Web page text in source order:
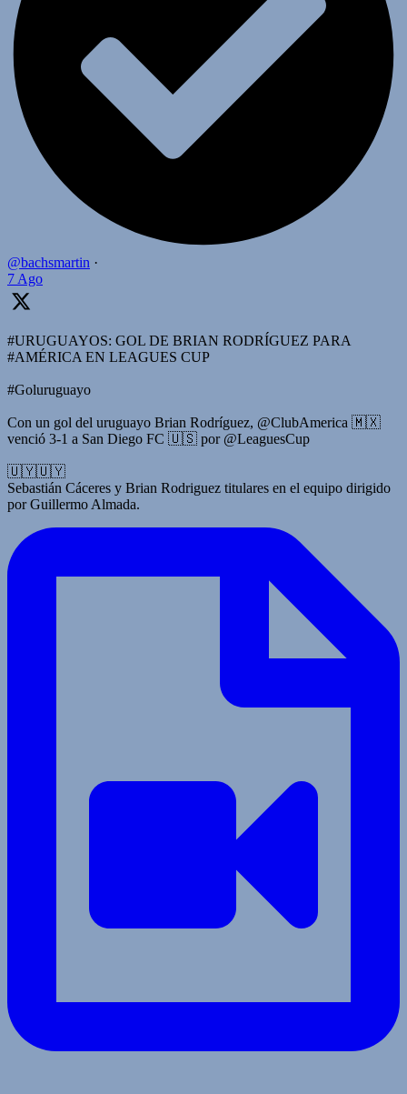
@bachsmartin ·
7 Ago
#URUGUAYOS: GOL DE BRIAN RODRÍGUEZ PARA
#AMÉRICA EN LEAGUES CUP
#Goluruguayo
Con un gol del uruguayo Brian Rodríguez, @ClubAmerica 🇲🇽
venció 3-1 a San Diego FC 🇺🇸 por @LeaguesCup
🇺🇾🇺🇾
Sebastián Cáceres y Brian Rodriguez titulares en el equipo dirigido
por Guillermo Almada.